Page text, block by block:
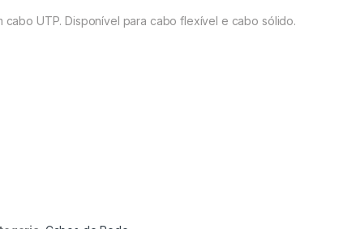
cabo UTP. Disponível para cabo flexível e cabo sólido.